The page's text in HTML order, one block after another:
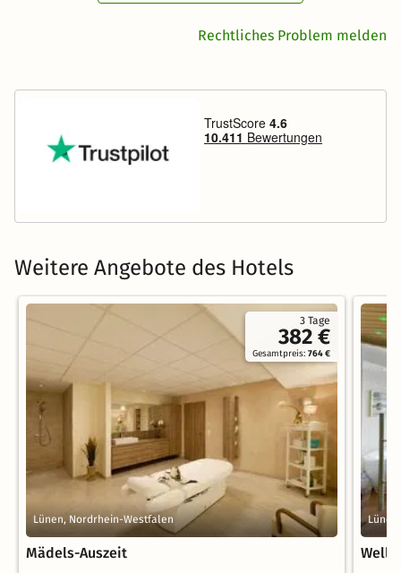
Rechtliches Problem melden
Weitere Angebote des Hotels
3 Tage
382 €
Gesamtpreis:764 €
Lünen, Nordrhein-Westfalen
Mädels-Auszeit